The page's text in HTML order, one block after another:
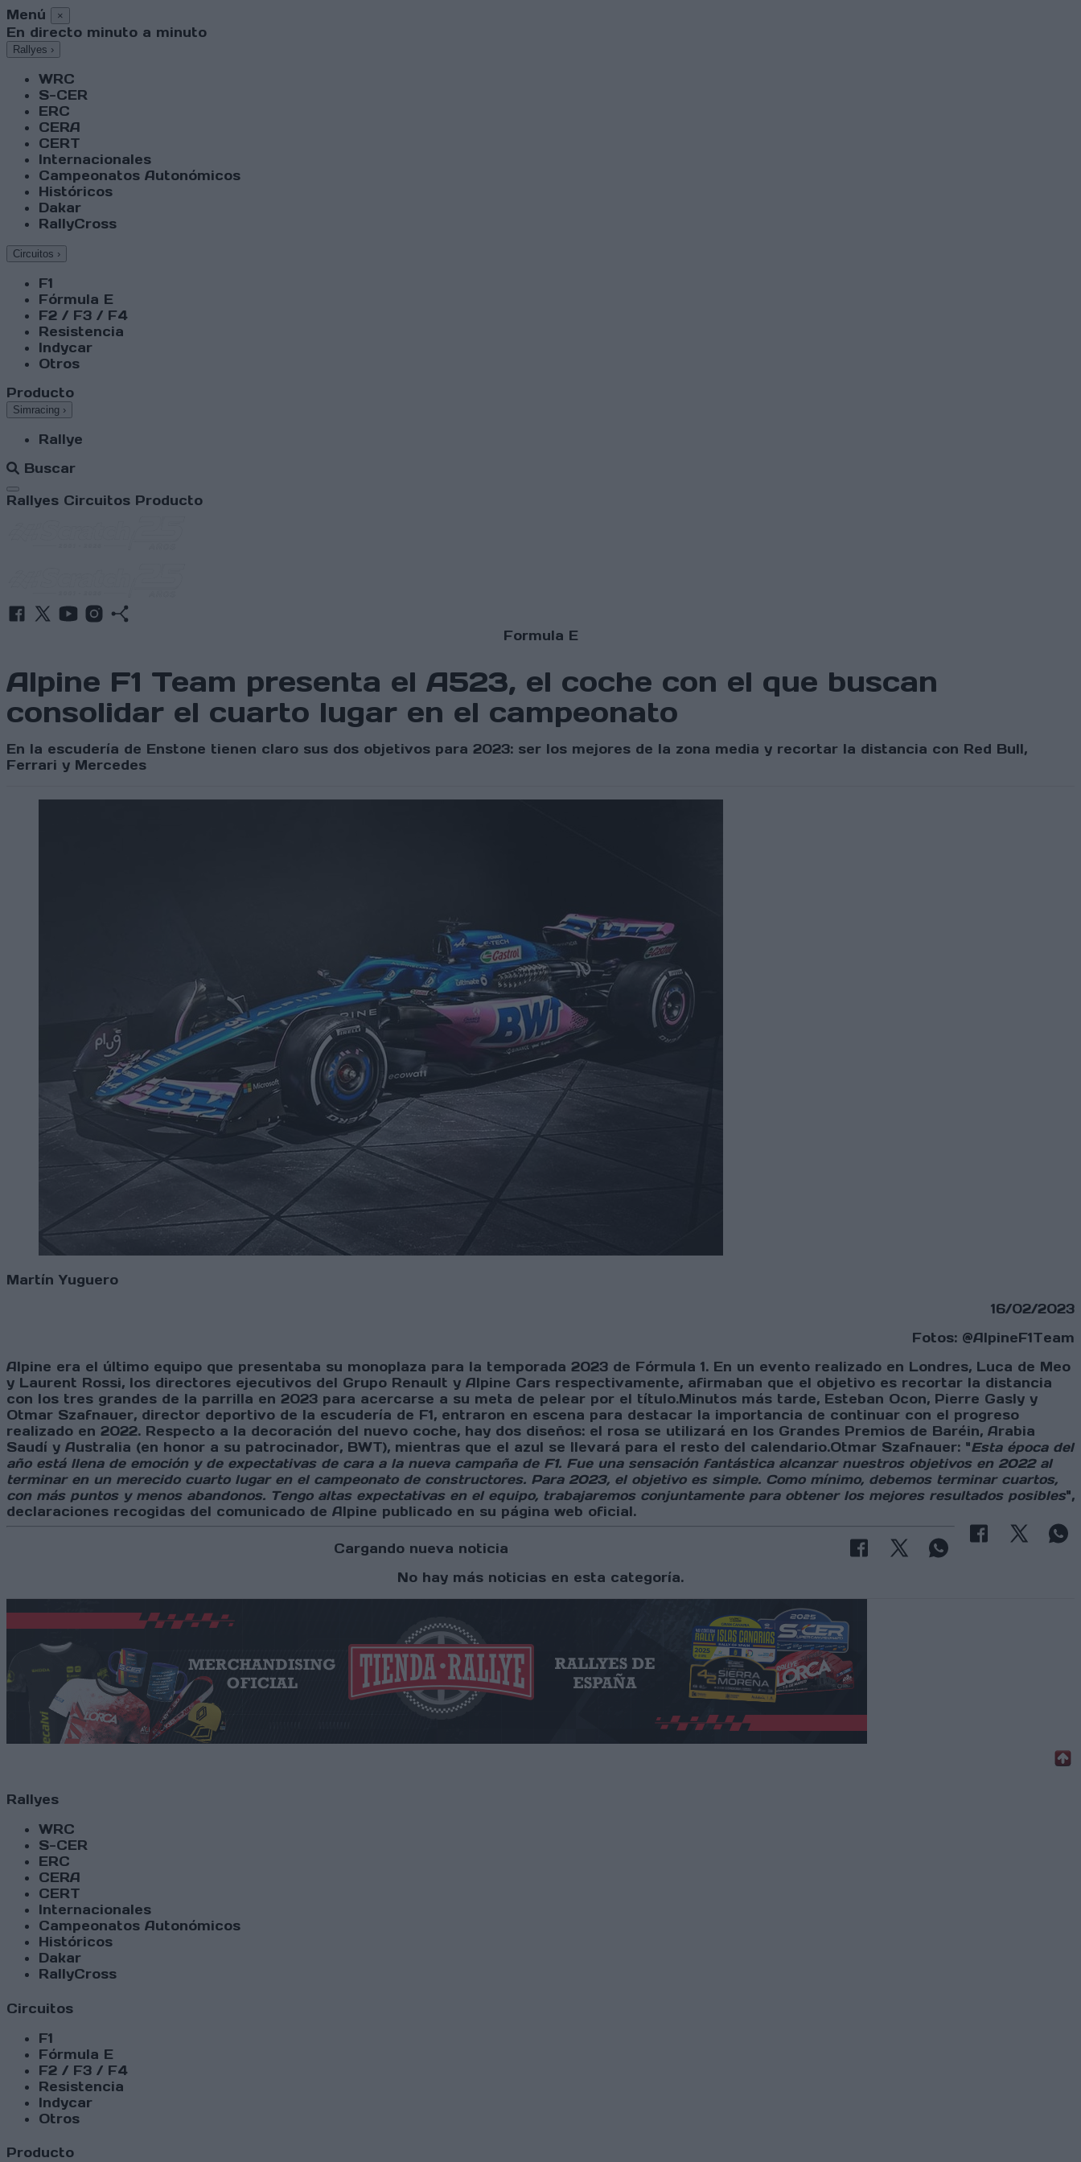
Menú ×
En directo minuto a minuto
Rallyes ›
WRC
S-CER
ERC
CERA
CERT
Internacionales
Campeonatos Autonómicos
Históricos
Dakar
RallyCross
Circuitos ›
F1
Fórmula E
F2 / F3 / F4
Resistencia
Indycar
Otros
Producto
Simracing ›
Rallye
Buscar
Abrir menú
Rallyes Circuitos Producto
Formula E
Alpine F1 Team presenta el A523, el coche con el que buscan
consolidar el cuarto lugar en el campeonato
En la escudería de Enstone tienen claro sus dos objetivos para 2023: ser los mejores de la zona media y recortar la distancia con Red Bull,
Ferrari y Mercedes
Martín Yuguero
16/02/2023
Fotos: @AlpineF1Team
Alpine era el último equipo que presentaba su monoplaza para la temporada 2023 de Fórmula 1. En un evento realizado en Londres, Luca de Meo
y Laurent Rossi, los directores ejecutivos del Grupo Renault y Alpine Cars respectivamente, afirmaban que el objetivo es recortar la distancia
con los tres grandes de la parrilla en 2023 para acercarse a su meta de pelear por el título.Minutos más tarde, Esteban Ocon, Pierre Gasly y
Otmar Szafnauer, director deportivo de la escudería de F1, entraron en escena para destacar la importancia de continuar con el progreso
realizado en 2022. Respecto a la decoración del nuevo coche, hay dos diseños: el rosa se utilizará en los Grandes Premios de Baréin, Arabia
Saudí y Australia (en honor a su patrocinador, BWT), mientras que el azul se llevará para el resto del calendario.Otmar Szafnauer: "Esta época del
año está llena de emoción y de expectativas de cara a la nueva campaña de F1. Fue una sensación fantástica alcanzar nuestros objetivos en 2022 al
terminar en un merecido cuarto lugar en el campeonato de constructores. Para 2023, el objetivo es simple. Como mínimo, debemos terminar cuartos,
con más puntos y menos abandonos. Tengo altas expectativas en el equipo, trabajaremos conjuntamente para obtener los mejores resultados posibles",
declaraciones recogidas del comunicado de Alpine publicado en su página web oficial.
Cargando nueva noticia
No hay más noticias en esta categoría.
Rallyes
WRC
S-CER
ERC
CERA
CERT
Internacionales
Campeonatos Autonómicos
Históricos
Dakar
RallyCross
Circuitos
F1
Fórmula E
F2 / F3 / F4
Resistencia
Indycar
Otros
Producto